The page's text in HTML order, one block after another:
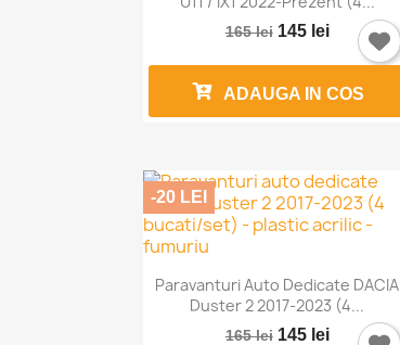
165 lei 145 lei
ADAUGA IN COS
 Vizualizare rapida
Paravanturi Auto Dedicate DACIA
Duster 2 2017-2023 (4...
165 lei 145 lei
-20 LEI